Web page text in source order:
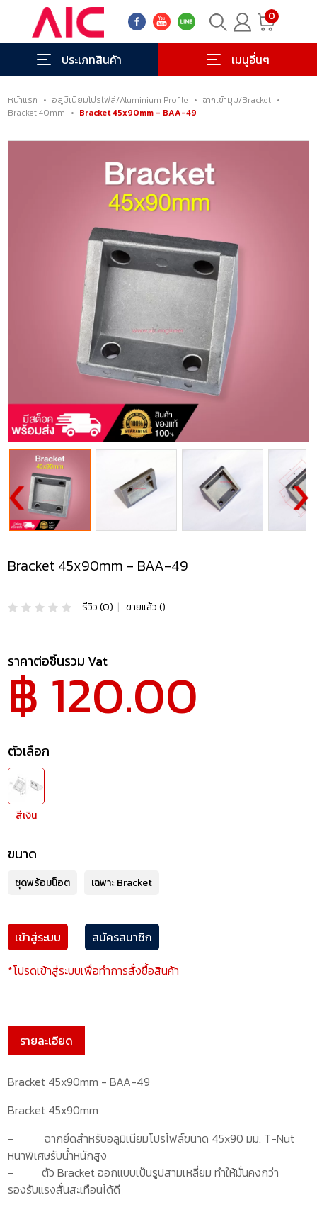
0
ประเภทสินค้า เมนูอื่นๆ
หน้าแรก • อลูมิเนียมโปรไฟล์/Aluminium Profile • ฉากเข้ามุม/Bracket •
Bracket 40mm • Bracket 45x90mm - BAA-49
Bracket 45x90mm - BAA-49
รีวิว (0) | ขายแล้ว ()
ราคาต่อชิ้นรวม Vat
฿ 120.00
ตัวเลือก
สีเงิน
ขนาด
ชุดพร้อมน็อต เฉพาะ Bracket
เข้าสู่ระบบ
สมัครสมาชิก
*โปรดเข้าสู่ระบบเพื่อทำการสั่งซื้อสินค้า
รายละเอียด
Bracket 45x90mm - BAA-49
Bracket 45x90mm
-
ฉากยึดสำหรับอลูมิเนียมโปรไฟล์ขนาด 45x90 มม. T-Nut
หนาพิเศษรับน้ำหนักสูง
-
ตัวBracketออกแบบเป็นรูปสามเหลี่ยม ทำให้มั่นคงกว่า
รองรับแรงสั่นสะเทือนได้ดี